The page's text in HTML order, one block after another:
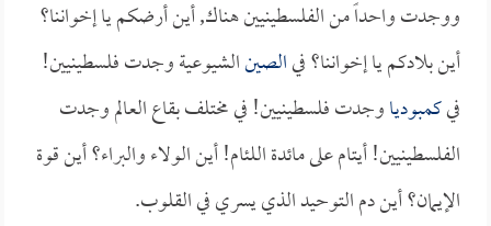
ووجدت واحداً من الفلسطينيين هناك, أين أرضكم يا إخواننا؟
أين بلادكم يا إخواننا؟ فيالصينالشيوعية وجدت فلسطينيين!
فيكمبودياوجدت فلسطينيين! في مختلف بقاع العالم وجدت
الفلسطينيين! أيتام على مائدة اللئام! أين الولاء والبراء؟ أين قوة
الإيمان؟ أين دم التوحيد الذي يسري في القلوب.